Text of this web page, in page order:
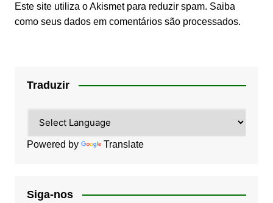
Este site utiliza o Akismet para reduzir spam. Saiba
como seus dados em comentários são processados.
Traduzir
Powered by Translate
Siga-nos